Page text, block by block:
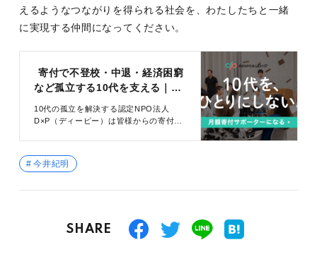
えるようなつながりを得られる社会を、わたしたちと一緒
に実現する仲間になってください。
寄付で不登校・中退・経済困窮
など孤立する10代を支える｜認
10代の孤立を解決する認定NPO法人
D×P（ディーピー）は皆様からの寄付を
さまざまな境遇にある10代と出会いサポ
ートします。
今井紀明
SHARE